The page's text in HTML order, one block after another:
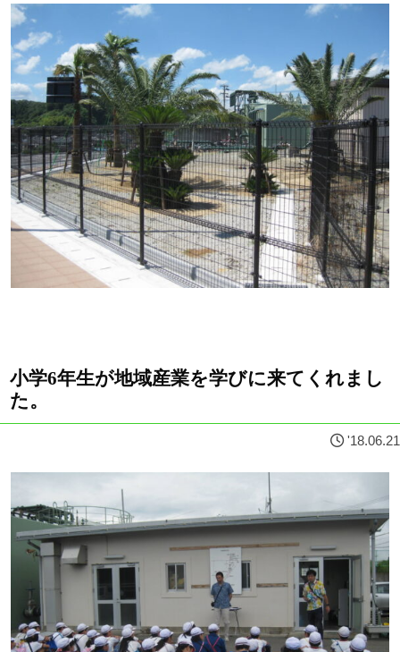
小学6年生が地域産業を学びに来てくれまし
た。
'18.06.21